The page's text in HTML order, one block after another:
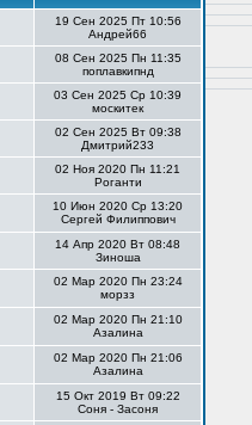
19 Сен 2025 Пт 10:56
Андрей66
08 Сен 2025 Пн 11:35
поплавкипнд
03 Сен 2025 Ср 10:39
москитек
02 Сен 2025 Вт 09:38
Дмитрий233
02 Ноя 2020 Пн 11:21
Роганти
10 Июн 2020 Ср 13:20
Сергей Филиппович
14 Апр 2020 Вт 08:48
Зиноша
02 Мар 2020 Пн 23:24
морзз
02 Мар 2020 Пн 21:10
Азалина
02 Мар 2020 Пн 21:06
Азалина
15 Окт 2019 Вт 09:22
Соня - Засоня